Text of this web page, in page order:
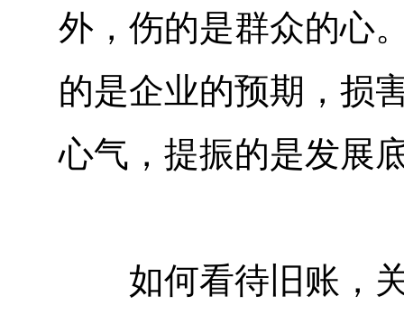
外，伤的是群众的心
的是企业的预期，损
心气，提振的是发展
如何看待旧账，关